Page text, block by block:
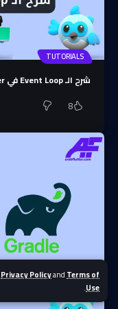
Privacy PolicyandTerms of
Use
.
TUTORIALS
شرح الـ Event Loop في Flutter وجعل التطبيق لا يتوقف أبدًا
8